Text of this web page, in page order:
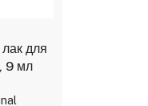
для
9 мл